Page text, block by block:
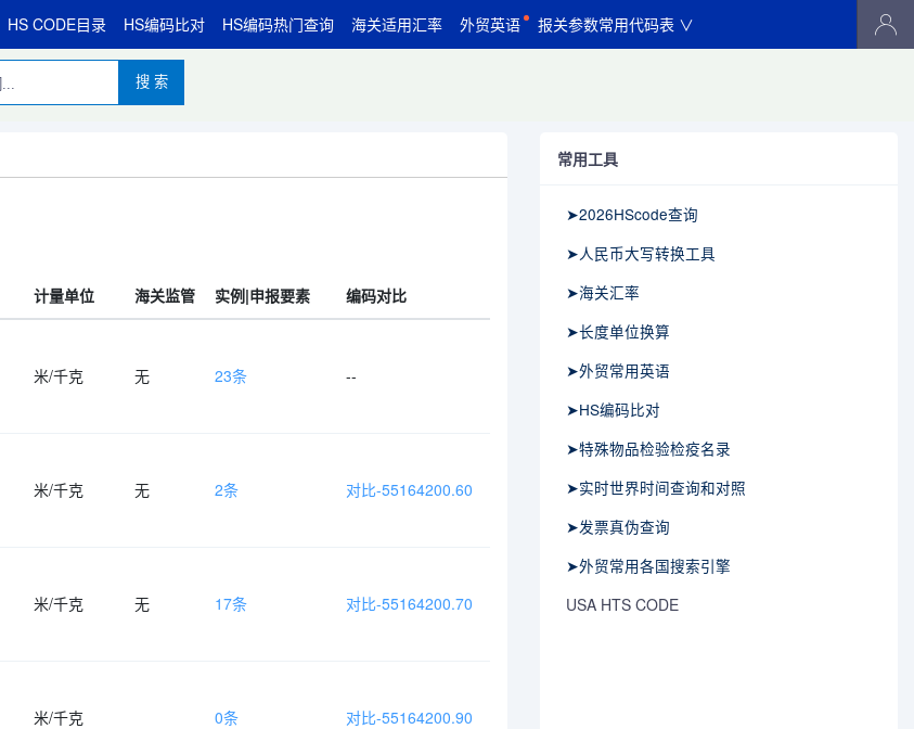
HS CODE目录 HS编码比对 HS编码热门查询 海关适用汇率 外贸英语 报关参数常用代码表 ∨
搜 索
计量单位 海关监管 实例|申报要素 编码对比
米/千克 无 23条 --
米/千克 无 2条 对比-55164200.60
米/千克 无 17条 对比-55164200.70
米/千克 0条 对比-55164200.90
常用工具
➤2026HScode查询
➤人民币大写转换工具
➤海关汇率
➤长度单位换算
➤外贸常用英语
➤HS编码比对
➤特殊物品检验检疫名录
➤实时世界时间查询和对照
➤发票真伪查询
➤外贸常用各国搜索引擎
USA HTS CODE